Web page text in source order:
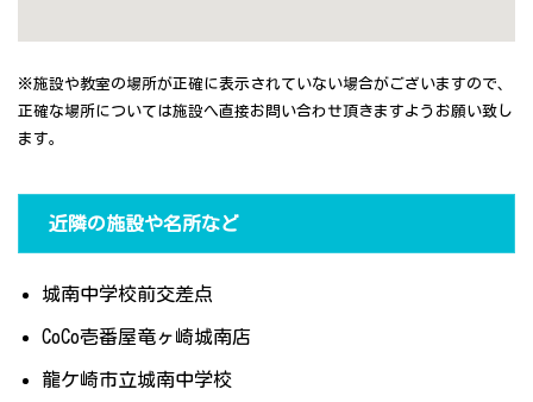
※施設や教室の場所が正確に表示されていない場合がございますので、
正確な場所については施設へ直接お問い合わせ頂きますようお願い致し
ます。
近隣の施設や名所など
城南中学校前交差点
CoCo壱番屋竜ヶ崎城南店
龍ケ崎市立城南中学校